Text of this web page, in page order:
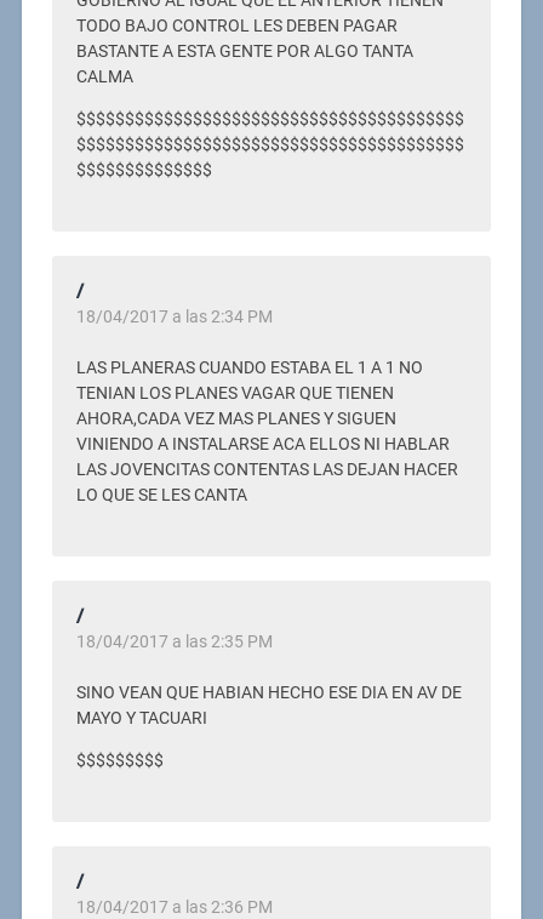
TODO BAJO CONTROL LES DEBEN PAGAR
BASTANTE A ESTA GENTE POR ALGO TANTA
CALMA
$$$$$$$$$$$$$$$$$$$$$$$$$$$$$$$$$$$$$$$$
$$$$$$$$$$$$$$$$$$$$$$$$$$$$$$$$$$$$$$$$
$$$$$$$$$$$$$$
/
18/04/2017 a las 2:34 PM
LAS PLANERAS CUANDO ESTABA EL 1 A 1 NO
TENIAN LOS PLANES VAGAR QUE TIENEN
AHORA,CADA VEZ MAS PLANES Y SIGUEN
VINIENDO A INSTALARSE ACA ELLOS NI HABLAR
LAS JOVENCITAS CONTENTAS LAS DEJAN HACER
LO QUE SE LES CANTA
/
18/04/2017 a las 2:35 PM
SINO VEAN QUE HABIAN HECHO ESE DIA EN AV DE
MAYO Y TACUARI
$$$$$$$$$
/
18/04/2017 a las 2:36 PM